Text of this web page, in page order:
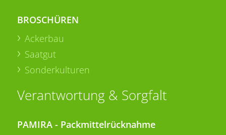
BROSCHÜREN
Ackerbau
Saatgut
Sonderkulturen
Verantwortung & Sorgfalt
PAMIRA - Packmittelrücknahme